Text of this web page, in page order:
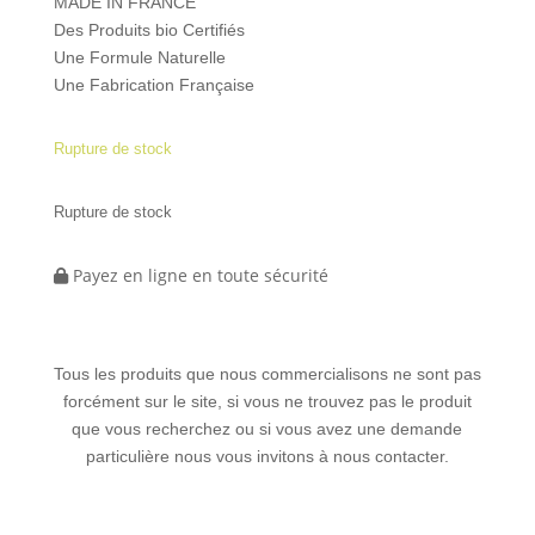
Des Produits bio Certifiés
Une Formule Naturelle
Une Fabrication Française
Rupture de stock
Rupture de stock
Payez en ligne en toute sécurité
Tous les produits que nous commercialisons ne sont pas
forcément sur le site, si vous ne trouvez pas le produit
que vous recherchez ou si vous avez une demande
particulière nous vous invitons à nous contacter.